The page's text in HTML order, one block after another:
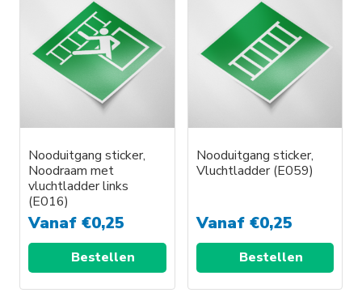
heeft
meerdere
variaties.
Deze
optie
kan
gekozen
worden
op
de
productpagina
heeft
meerdere
variaties.
Deze
optie
kan
gekozen
worden
op
productpagina
Nooduitgang sticker,
Noodraam met
vluchtladder links
(E016)
Vanaf €0,25
Bestellen
Nooduitgang sticker,
Vluchtladder (E059)
Vanaf €0,25
Bestellen